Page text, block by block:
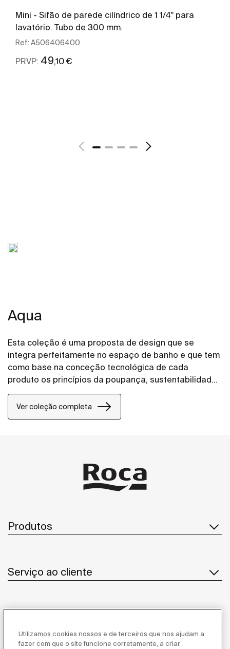
Mini - Sifão de parede cilíndrico de 1 1/4" para
lavatório. Tubo de 300 mm.
Ref: A506406400
PRVP: 49,10 €
Aqua
Esta coleção é uma proposta de design que se
integra perfeitamente no espaço de banho e que tem
como base na conceção tecnológica de cada
produto os princípios da poupança, sustentabilidade
e integração.
Ver coleção completa
Produtos
Serviço ao cliente
Utilizamos cookies nossos e de terceiros que nos ajudam a
fazer com que o site funcione corretamente, a criar